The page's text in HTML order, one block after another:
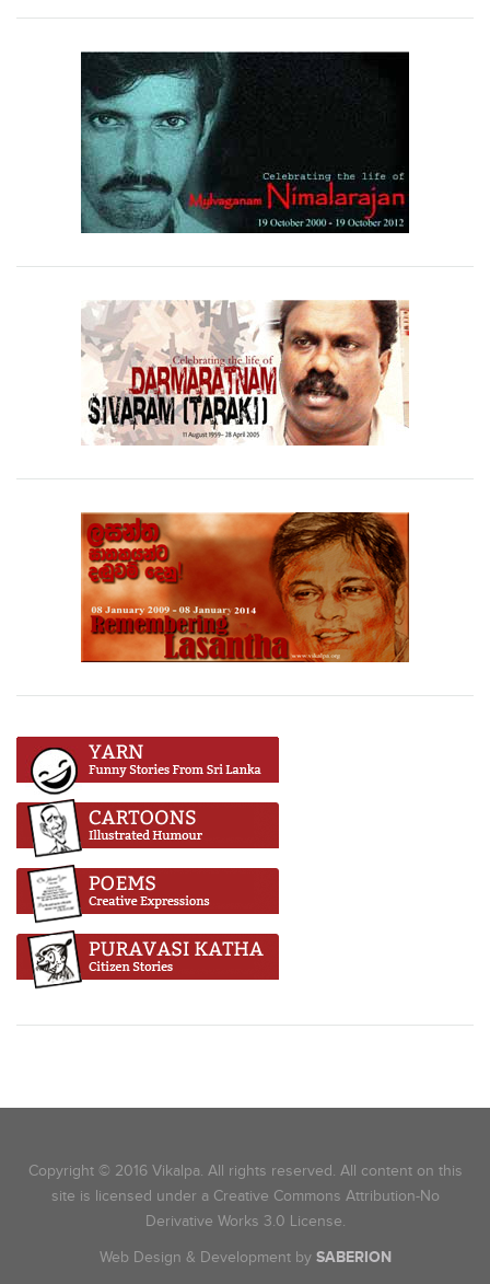
Copyright © 2016 Vikalpa. All rights reserved. All content on this
site is licensed under a Creative Commons Attribution-No
Derivative Works 3.0 License.
Web Design & Development by SABERION